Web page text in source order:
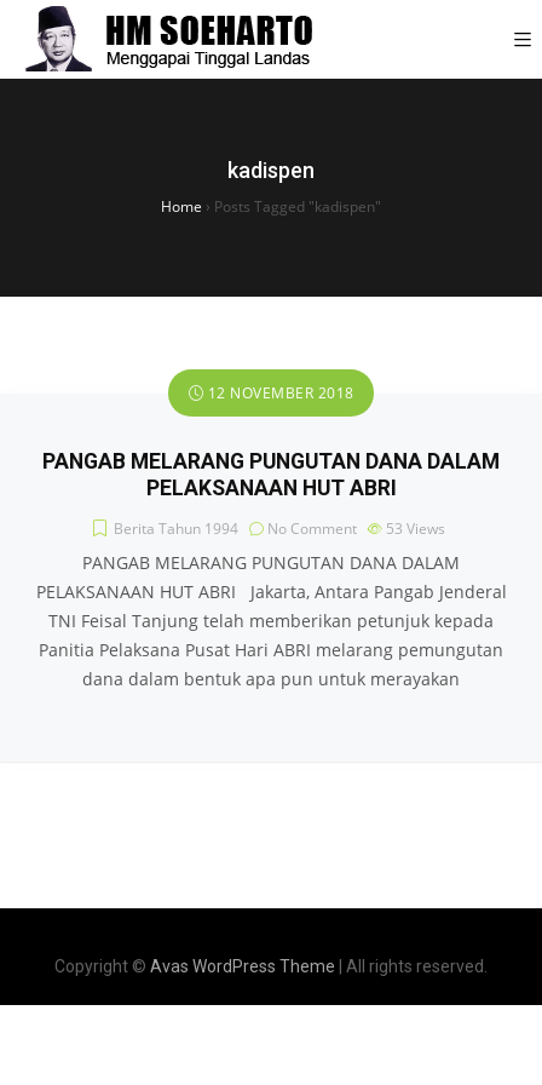
kadispen
Home › Posts Tagged "kadispen"
12 NOVEMBER 2018
PANGAB MELARANG PUNGUTAN DANA DALAM
PELAKSANAAN HUT ABRI
Berita Tahun 1994 No Comment 53 Views
PANGAB MELARANG PUNGUTAN DANA DALAM
PELAKSANAAN HUT ABRI Jakarta, Antara Pangab Jenderal
TNI Feisal Tanjung telah memberikan petunjuk kepada
Panitia Pelaksana Pusat Hari ABRI melarang pemungutan
dana dalam bentuk apa pun untuk merayakan
Copyright © Avas WordPress Theme | All rights reserved.